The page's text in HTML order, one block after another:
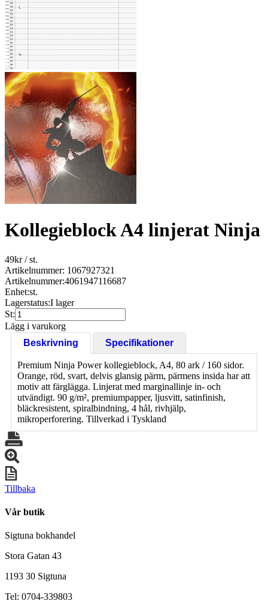
Kollegieblock A4 linjerat Ninja
49kr/ st.
Artikelnummer: 1067927321
Artikelnummer:4061947116687
Enhet:st.
Lagerstatus:I lager
St:
Lägg i varukorg
Beskrivning
Specifikationer
Premium Ninja Power kollegieblock, A4, 80 ark / 160 sidor.
Orange, röd, svart, delvis glansig pärm, pärmens insida har att
motiv att färglägga. Linjerat med marginallinje in- och
utvändigt. 90 g/m², premiumpapper, ljusvitt, satinfinish,
bläckresistent, spiralbindning, 4 hål, rivhjälp,
mikroperforering. Tillverkad i Tyskland
Tillbaka
Vår butik
Sigtuna bokhandel
Stora Gatan 43
1193 30 Sigtuna
Tel: 0704-339803